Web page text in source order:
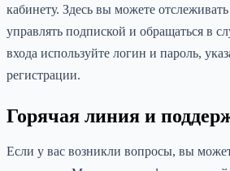
кабинету. Здесь вы можете отслеживать
управлять подпиской и обращаться в
входа используйте логин и пароль,
регистрации.
Горячая линия и
Если у вас возникли вопросы, вы